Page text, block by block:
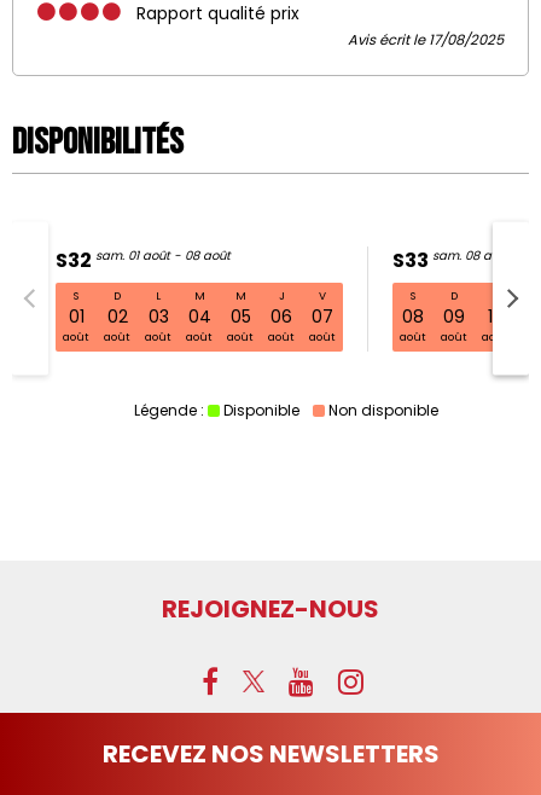
Rapport qualité prix
Avis écrit le 17/08/2025
Disponibilités
S32 sam. 01 août - 08 août
S
01
août
D
02
août
L
03
août
M
04
août
M
05
août
J
06
août
V
07
août
S33 sam. 08 août - 15
S
08
août
D
09
août
10
août
S32 sam. 01 août - 08 août
Légende : Disponible Non disponible
REJOIGNEZ-NOUS
RECEVEZ NOS NEWSLETTERS